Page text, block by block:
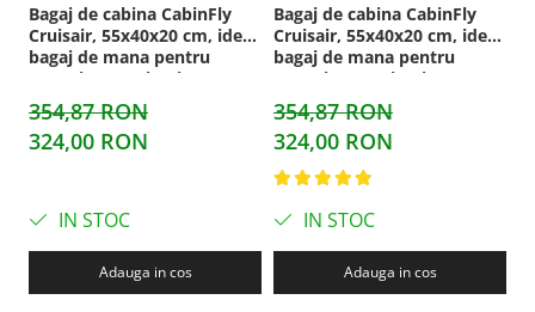
Bagaj de cabina CabinFly
Cruisair, 55x40x20 cm, ideal
bagaj de mana pentru
Ryanair sau Wizzair,
capacitate 40 litri, ABS, Gri
354,87 RON
324,00 RON
IN STOC
Adauga in cos
Bagaj de cabina CabinFly
Cruisair, 55x40x20 cm, ideal
bagaj de mana pentru
Ryanair sau Wizzair,
capacitate 40 litri, ABS,
negru
354,87 RON
324,00 RON
IN STOC
Adauga in cos